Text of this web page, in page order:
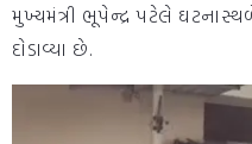
મુખ્યમંત્રી ભૂપેન્દ્ર પટેલે
દોડાવ્યા છે.